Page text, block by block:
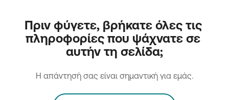
Πριν φύγετε, βρήκατε όλες τις
πληροφορίες που ψάχνατε σε
αυτήν τη σελίδα;
H απάντησή σας είναι σημαντική για εμάς.